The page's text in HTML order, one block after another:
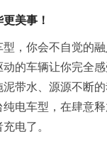
美事！
，你会不自觉的
的车辆让你完全
带水、源源不断
电车型，在肆意
电了。